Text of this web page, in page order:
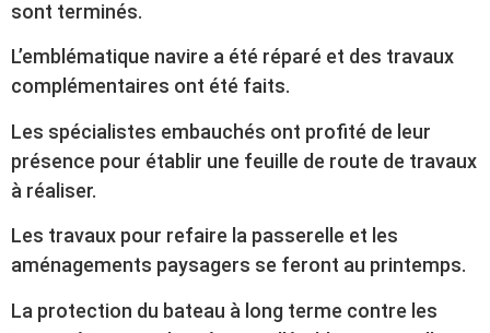
sont terminés.
L’emblématique navire a été réparé et des travaux
complémentaires ont été faits.
Les spécialistes embauchés ont profité de leur
présence pour établir une feuille de route de travaux
à réaliser.
Les travaux pour refaire la passerelle et les
aménagements paysagers se feront au printemps.
La protection du bateau à long terme contre les